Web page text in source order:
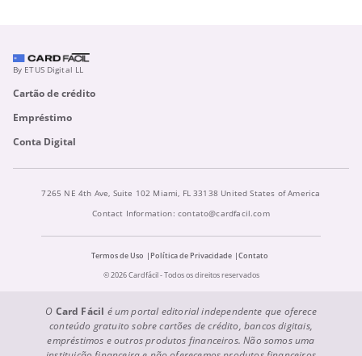
By ETUS Digital LL
Cartão de crédito
Empréstimo
Conta Digital
7265 NE 4th Ave, Suite 102 Miami, FL 33138 United States of America
Contact Information: contato@cardfacil.com
Termos de Uso Política de Privacidade
Contato
© 2026 Cardfácil - Todos os direitos reservados
O Card Fácil é um portal editorial independente que oferece
conteúdo gratuito sobre cartões de crédito, bancos digitais,
empréstimos e outros produtos financeiros. Não somos uma